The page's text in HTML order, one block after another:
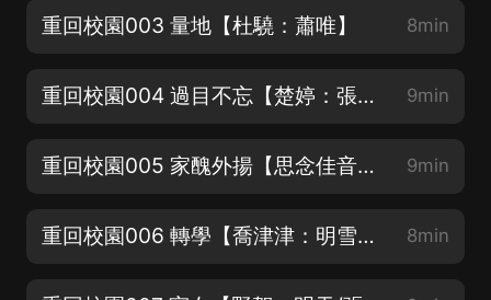
重回校園003 量地【杜驍：蕭唯】 8min
重回校園004 過目不忘【楚婷：張笑笑/週詩穎】 9min
重回校園005 家醜外揚【思念佳音：張修竹/溫柔】 9min
重回校園006 轉學【喬津津：明雪媽媽/吳蕾】 8min